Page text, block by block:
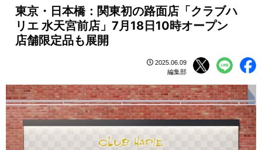
東京・日本橋：関東初の路面店「クラブハ
リエ 水天宮前店」7月18日10時オープン
店舗限定品も展開
2025.06.09
編集部